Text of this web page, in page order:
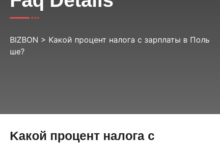
BIZBON > Kакой процент налога с зарплаты в Поль
ше?
Kакой процент налога с